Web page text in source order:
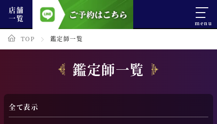
店舗
一覧
TOP 鑑定師一覧
鑑定師一覧
全て表示